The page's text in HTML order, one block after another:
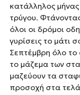
κατάλληλος
τρύγου.
όλοι οι δρόμοι
γυρίσεις το μάτι
Σεπτέμβρη όλο
το μάζεμα των
μαζεύουν τα
προσοχή στα